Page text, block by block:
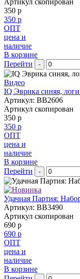
350 р
350 р
ОПТ
цена и
наличие
В корзине
Перейти
-
Видео
IQ Эврика синяя,
Артикул: BB2606
Артикул скопирован
350 р
350 р
ОПТ
цена и
наличие
В корзине
Перейти
-
Удачная Партия:
Артикул: BB3490
Артикул скопирован
690 р
690 р
ОПТ
цена и
наличие
В корзине